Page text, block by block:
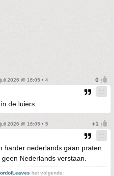
2026 @ 16:05 • 4
de luiers.
2026 @ 16:05 • 5
harder nederlands gaan praten
Nederlands verstaan.
het volgende: